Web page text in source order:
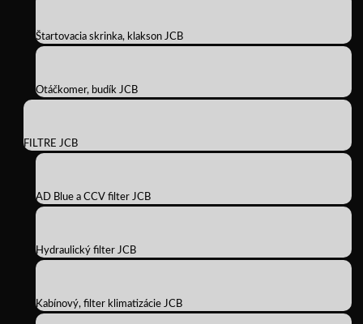
Štartovacia skrinka, klakson JCB
Otáčkomer, budík JCB
FILTRE JCB
AD Blue a CCV filter JCB
Hydraulický filter JCB
Kabínový, filter klimatizácie JCB